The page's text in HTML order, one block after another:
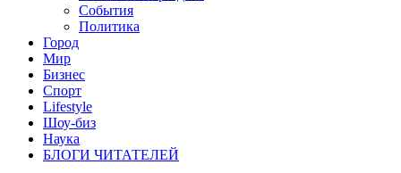
События
Политика
Город
Мир
Бизнес
Спорт
Lifestyle
Шоу-биз
Наука
БЛОГИ ЧИТАТЕЛЕЙ